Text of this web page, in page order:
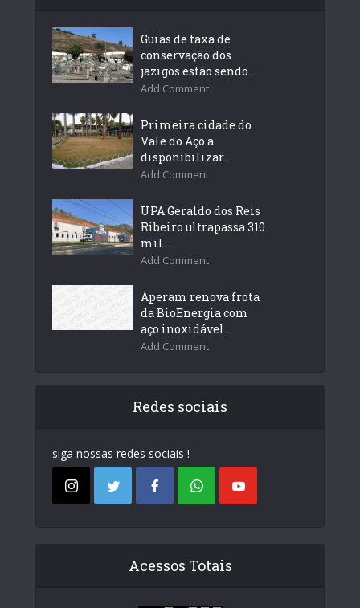
Guias de taxa de
conservação dos
jazigos estão sendo...
Add Comment
Primeira cidade do
Vale do Aço a
disponibilizar...
Add Comment
UPA Geraldo dos Reis
Ribeiro ultrapassa 310
mil...
Add Comment
Aperam renova frota
da BioEnergia com
aço inoxidável...
Add Comment
Redes sociais
siga nossas redes sociais !
Acessos Totais